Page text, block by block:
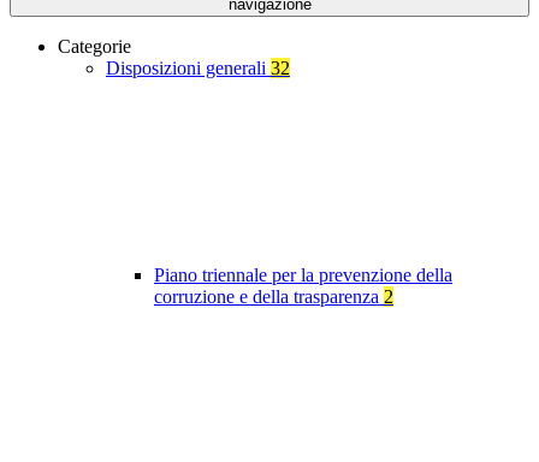
navigazione
Categorie
Disposizioni generali 32
Piano triennale per la prevenzione della
corruzione e della trasparenza 2